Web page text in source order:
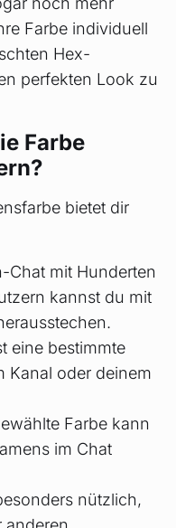
Farbe individuell
Hex-
perfekten Look zu
Farbe
bietet dir
Chat mit Hunderten
kannst du mit
eine bestimmte
Kanal oder deinem
Farbe kann
im Chat
nützlich,